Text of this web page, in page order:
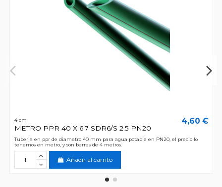
4 cm
METRO PPR 40 X 6.7 SDR6/S 2.5 PN20
4,60 €
Tuberia en ppr de diametro 40 mm para agua potable en PN20, el precio lo
tenemos en metro, y son barras de 4 metros.
Añadir al carrito